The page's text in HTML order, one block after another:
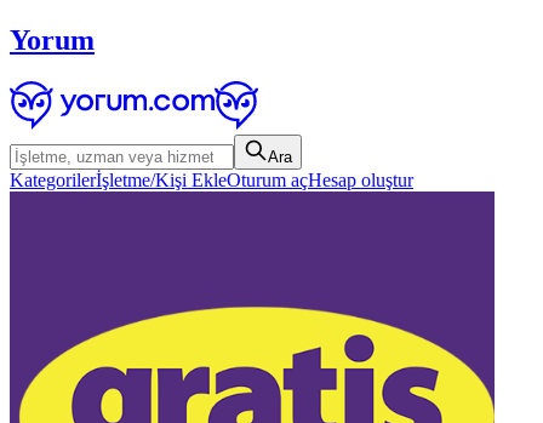
Yorum
Ara
Kategorilerİşletme/Kişi EkleOturum açHesap oluştur